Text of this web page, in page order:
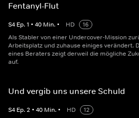
Fentanyl-Flut
S4 Ep.1 • 40 Min. • HD
16
Als Stabler von einer Undercover-Mission
Arbeitsplatz und zuhause einiges verändert.
eines Beraters zeigt derweil die mögliche
auf.
Und vergib uns unsere Schuld
S4 Ep.2 • 40 Min. • HD
12